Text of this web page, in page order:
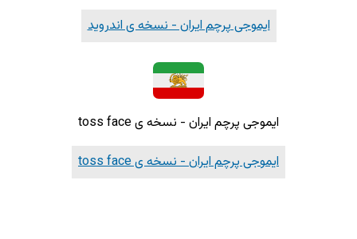
ایموجی پرچم ایران - نسخه ی اندروید
ایموجی پرچم ایران - نسخه ی toss face
ایموجی پرچم ایران - نسخه ی toss face